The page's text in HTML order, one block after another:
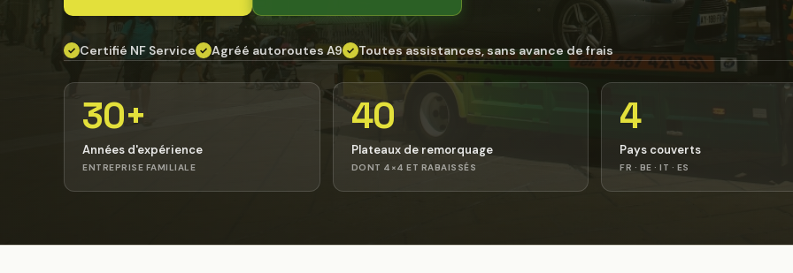
✓ Certifié NF Service ✓ Agréé autoroutes A9 ✓ Toutes assistances, sans avance de frais
30+
Années d'expérience
ENTREPRISE FAMILIALE
40
Plateaux de remorquage
DONT 4×4 ET RABAISSÉS
4
Pays couverts
FR · BE · IT · ES